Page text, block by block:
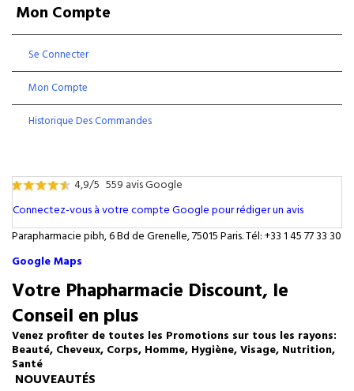
Mon Compte
Se Connecter
Mon Compte
Historique Des Commandes
4,9/5 559 avis Google
Connectez-vous à votre compte Google pour rédiger un avis
Parapharmacie pibh, 6 Bd de Grenelle, 75015 Paris. Tél: +33 1 45 77 33 30
Google Maps
Votre Phapharmacie Discount, le
Conseil en plus
Venez profiter de toutes les Promotions sur tous les rayons:
Beauté, Cheveux, Corps, Homme, Hygiène, Visage, Nutrition,
Santé
NOUVEAUTÉS